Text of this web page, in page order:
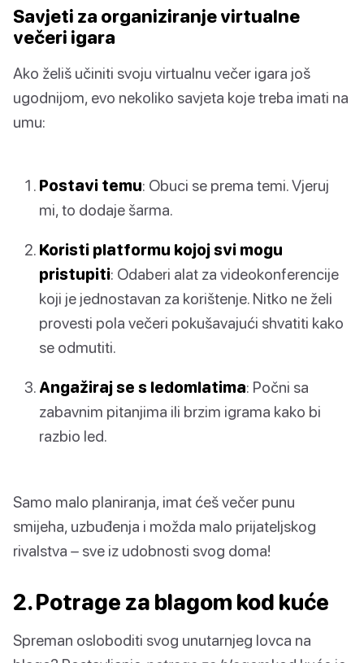
Savjeti za organiziranje virtualne
večeri igara
Ako želiš učiniti svoju virtualnu večer igara još
ugodnijom, evo nekoliko savjeta koje treba imati na
umu:
Postavi temu: Obuci se prema temi. Vjeruj
mi, to dodaje šarma.
Koristi platformu kojoj svi mogu
pristupiti: Odaberi alat za videokonferencije
koji je jednostavan za korištenje. Nitko ne želi
provesti pola večeri pokušavajući shvatiti kako
se odmutiti.
Angažiraj se s ledomlatima: Počni sa
zabavnim pitanjima ili brzim igrama kako bi
razbio led.
Samo malo planiranja, imat ćeš večer punu
smijeha, uzbuđenja i možda malo prijateljskog
rivalstva – sve iz udobnosti svog doma!
2. Potrage za blagom kod kuće
Spreman osloboditi svog unutarnjeg lovca na